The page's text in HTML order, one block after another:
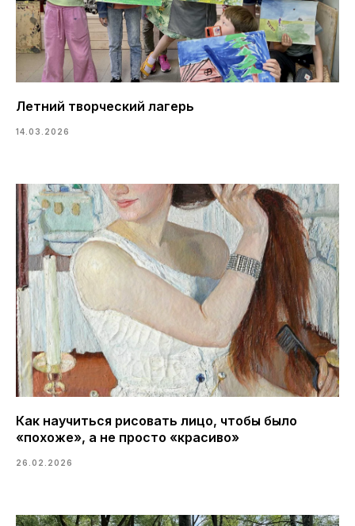
Летний творческий лагерь
14.03.2026
Как научиться рисовать лицо, чтобы было
«похоже», а не просто «красиво»
26.02.2026
КОНТАКТЫ ШКОЛЫ
Главная
Расписание